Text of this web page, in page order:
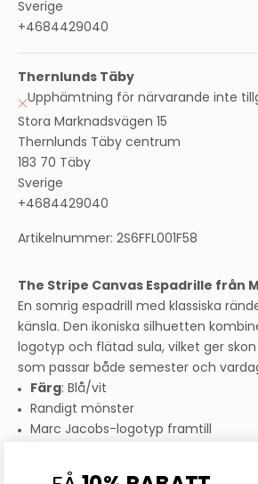
Sverige
+4684429040
Thernlunds Täby
Upphämtning för närvarande inte
Stora Marknadsvägen 15
Thernlunds Täby centrum
183 70 Täby
Sverige
+4684429040
Artikelnummer: 2S6FFL001F58
The Stripe Canvas Espadrille från
En somrig espadrill med klassiska
känsla. Den ikoniska silhuetten
logotyp och flätad sula, vilket ger
som passar både semester och
Färg: Blå/vit
Randigt mönster
Marc Jacobs-logotyp framtill
6 mm klackhöjd